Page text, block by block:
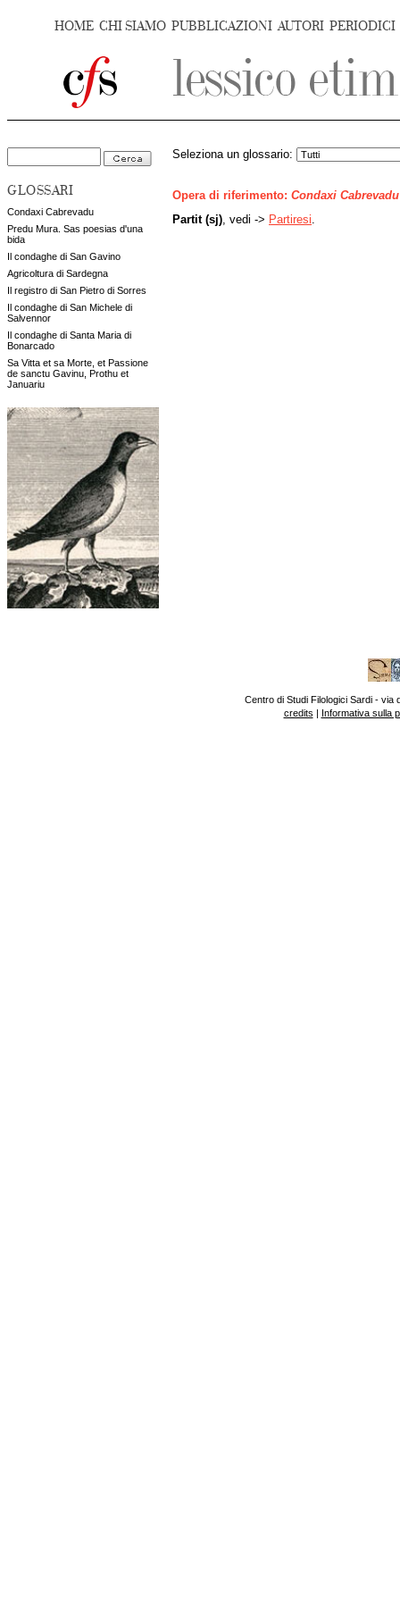
HOME CHI SIAMO PUBBLICAZIONI AUTORI PERIODICI
GLOSSARI
Condaxi Cabrevadu
Predu Mura. Sas poesias d'una
bida
Il condaghe di San Gavino
Agricoltura di Sardegna
Il registro di San Pietro di Sorres
Il condaghe di San Michele di
Salvennor
Il condaghe di Santa Maria di
Bonarcado
Sa Vitta et sa Morte, et Passione
de sanctu Gavinu, Prothu et
Januariu
Seleziona un glossario:
Opera di riferimento: Condaxi Cabrevadu
Partit (sj) , vedi -> Partiresi
Centro di Studi Filologici Sardi - via
credits | Informativa sulla